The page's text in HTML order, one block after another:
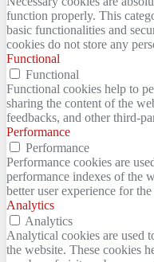
function properly. This
basic functionalities and
cookies do not store any
Functional
Functional
Functional cookies help to
sharing the content of the
feedbacks, and other third-
Performance
Performance
Performance cookies are
performance indexes of the
better user experience for
Analytics
Analytics
Analytical cookies are used
the website. These cookies